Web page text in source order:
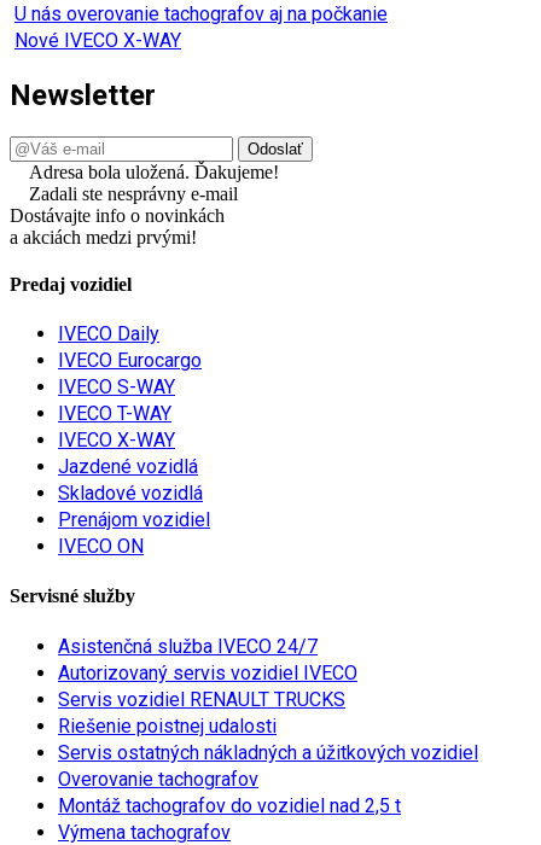
U nás overovanie tachografov aj na počkanie
Nové IVECO X-WAY
Newsletter
Adresa bola uložená. Ďakujeme!
Zadali ste nesprávny e-mail
Dostávajte info o novinkách
a akciách medzi prvými!
Predaj vozidiel
IVECO Daily
IVECO Eurocargo
IVECO S-WAY
IVECO T-WAY
IVECO X-WAY
Jazdené vozidlá
Skladové vozidlá
Prenájom vozidiel
IVECO ON
Servisné služby
Asistenčná služba IVECO 24/7
Autorizovaný servis vozidiel IVECO
Servis vozidiel RENAULT TRUCKS
Riešenie poistnej udalosti
Servis ostatných nákladných a úžitkových vozidiel
Overovanie tachografov
Montáž tachografov do vozidiel nad 2,5 t
Výmena tachografov